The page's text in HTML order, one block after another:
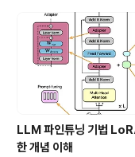
LLM 파인튜닝 기법
한 개념 이해